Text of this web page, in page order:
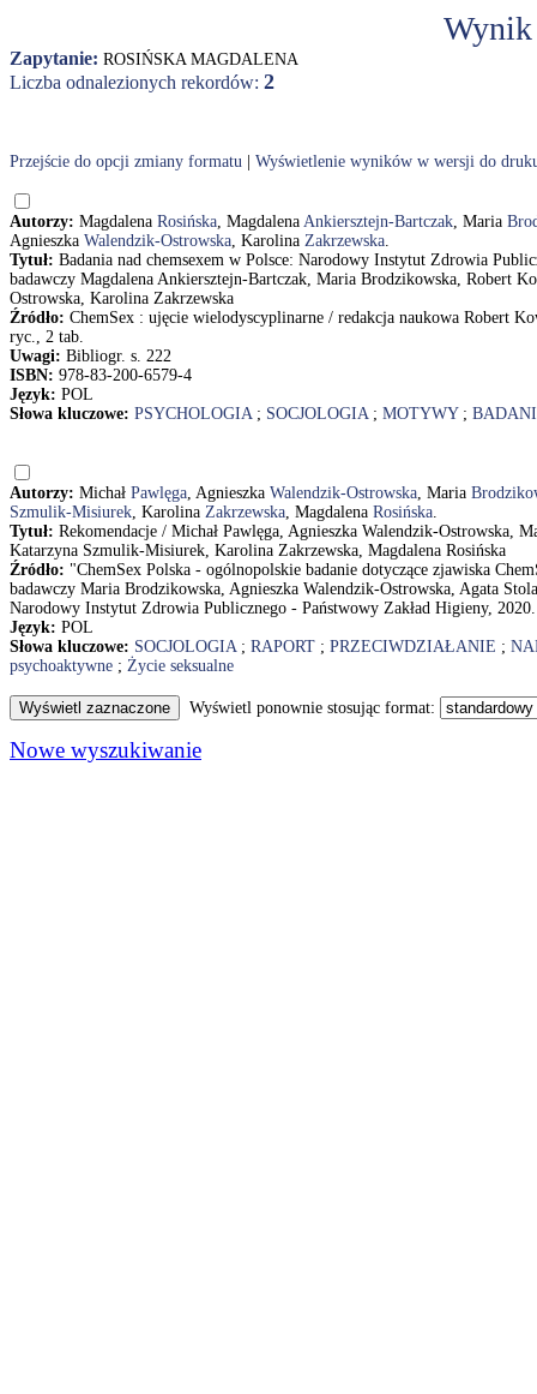
Zapytanie: ROSIŃSKA MAGDALENA
Liczba odnalezionych rekordów: 2
Przejście do opcji zmiany formatu Wyświetlenie wyników w wersji do
Autorzy: Magdalena Rosińska, Magdalena Ankiersztejn-Bartczak, Maria
Agnieszka Walendzik-Ostrowska, Karolina Zakrzewska.
Tytuł: Badania nad chemsexem w Polsce: Narodowy Instytut Zdrowia
badawczy Magdalena Ankiersztejn-Bartczak, Maria Brodzikowska, Robert
Ostrowska, Karolina Zakrzewska
Źródło: ChemSex : ujęcie wielodyscyplinarne / redakcja naukowa Robert
ryc., 2 tab.
Uwagi: Bibliogr. s. 222
ISBN: 978-83-200-6579-4
Język: POL
Słowa kluczowe: PSYCHOLOGIA; SOCJOLOGIA; MOTYWY;
Autorzy: Michał Pawlęga, Agnieszka Walendzik-Ostrowska, Maria
Szmulik-Misiurek, Karolina Zakrzewska, Magdalena Rosińska.
Tytuł: Rekomendacje / Michał Pawlęga, Agnieszka Walendzik-Ostrowska,
Katarzyna Szmulik-Misiurek, Karolina Zakrzewska, Magdalena Rosińska
Źródło: "ChemSex Polska - ogólnopolskie badanie dotyczące zjawiska
badawczy Maria Brodzikowska, Agnieszka Walendzik-Ostrowska, Agata
Narodowy Instytut Zdrowia Publicznego - Państwowy Zakład Higieny,
Język: POL
Słowa kluczowe: SOCJOLOGIA; RAPORT ; PRZECIWDZIAŁANIE ;
psychoaktywne ; Życie seksualne
Wyświetl ponownie stosując format:
Nowe wyszukiwanie